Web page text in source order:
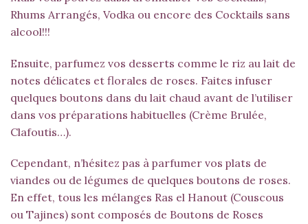
Rhums Arrangés, Vodka ou encore des Cocktails sans
alcool!!!
Ensuite, parfumez vos desserts comme le riz au lait de
notes délicates et florales de roses. Faites infuser
quelques boutons dans du lait chaud avant de l’utiliser
dans vos préparations habituelles (Crème Brulée,
Clafoutis…).
Cependant, n’hésitez pas à parfumer vos plats de
viandes ou de légumes de quelques boutons de roses.
En effet, tous les mélanges Ras el Hanout (Couscous
ou Tajines) sont composés de Boutons de Roses